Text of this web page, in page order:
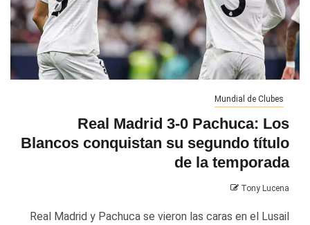
Mundial de Clubes
Real Madrid 3-0 Pachuca: Los
Blancos conquistan su segundo título
de la temporada
Tony Lucena
Real Madrid y Pachuca se vieron las caras en el Lusail